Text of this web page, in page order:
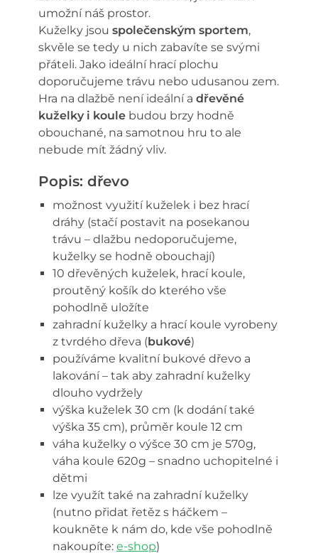
umožní náš prostor.
Kuželky jsou společenským sportem,
skvěle se tedy u nich zabavíte se svými
přáteli. Jako ideální hrací plochu
doporučujeme trávu nebo udusanou zem.
Hra na dlažbě není ideální a dřevěné
kuželky i koule budou brzy hodně
obouchané, na samotnou hru to ale
nebude mít žádný vliv.
Popis: dřevo
možnost využití kuželek i bez hrací
dráhy (stačí postavit na posekanou
trávu – dlažbu nedoporučujeme,
kuželky se hodně obouchají)
10 dřevěných kuželek, hrací koule,
proutěný košík do kterého vše
pohodlně uložíte
zahradní kuželky a hrací koule vyrobeny
z tvrdého dřeva (bukové)
používáme kvalitní bukové dřevo a
lakování – tak aby zahradní kuželky
dlouho vydržely
výška kuželek 30 cm (k dodání také
výška 35 cm), průměr koule 12 cm
váha kuželky o výšce 30 cm je 570g,
váha koule 620g – snadno uchopitelné i
dětmi
lze využít také na zahradní kuželky
(nutno přidat řetěz s háčkem –
koukněte k nám do, kde vše pohodlně
nakoupíte: e-shop)